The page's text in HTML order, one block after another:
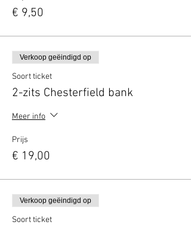
€ 9,50
Verkoop geëindigd op
Soort ticket
2-zits Chesterfield bank
Meer info
Prijs
€ 19,00
Verkoop geëindigd op
Soort ticket